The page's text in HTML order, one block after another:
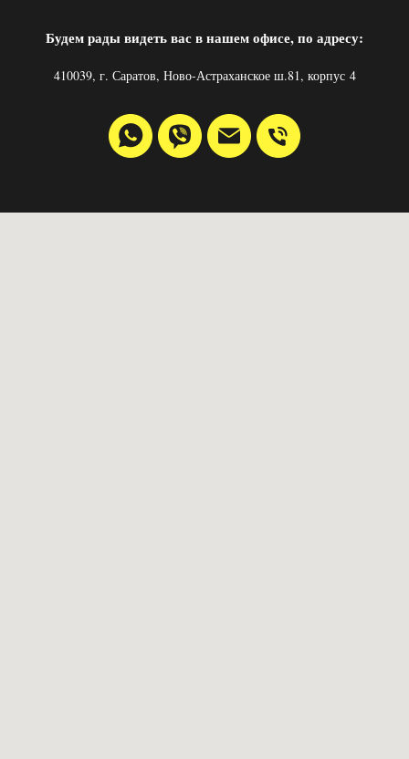
Будем рады видеть вас в нашем офисе, по адресу:
410039, г. Саратов, Ново-Астраханское ш.81, корпус 4